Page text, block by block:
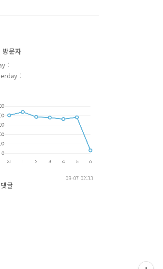
방문자
:
:
08-07 02:33
글